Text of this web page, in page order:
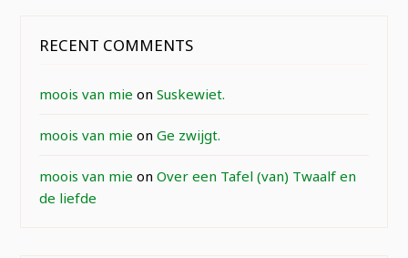
RECENT COMMENTS
moois van mie onSuskewiet.
moois van mie onGe zwijgt.
moois van mie onOver een Tafel (van) Twaalf en
de liefde